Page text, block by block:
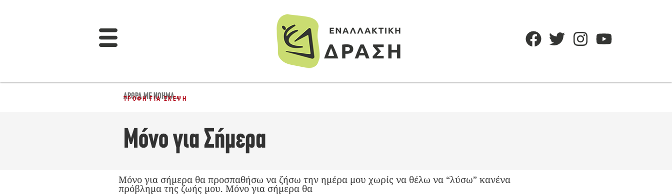
ΆΡΘΡΑ ΜΕ ΝΌΗΜΑ...
ΤΡΟΦΉ ΓΙΑ ΣΚΈΨΗ
Μόνο για Σήμερα
Μόνο για σήμερα θα προσπαθήσω να ζήσω την ημέρα μου χωρίς να θέλω να “λύσω” κανένα
πρόβλημα της ζωής μου. Μόνο για σήμερα θα